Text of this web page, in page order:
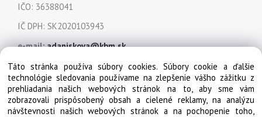
IČO: 36388041
IČ DPH: SK2020103943
e-mail:adaniskova@kbm.sk
Táto stránka používa súbory cookies. Súbory cookie a ďalšie
technológie sledovania používame na zlepšenie vášho zážitku z
prehliadania našich webových stránok na to, aby sme vám
zobrazovali prispôsobený obsah a cielené reklamy, na analýzu
návštevnosti našich webových stránok a na pochopenie toho,